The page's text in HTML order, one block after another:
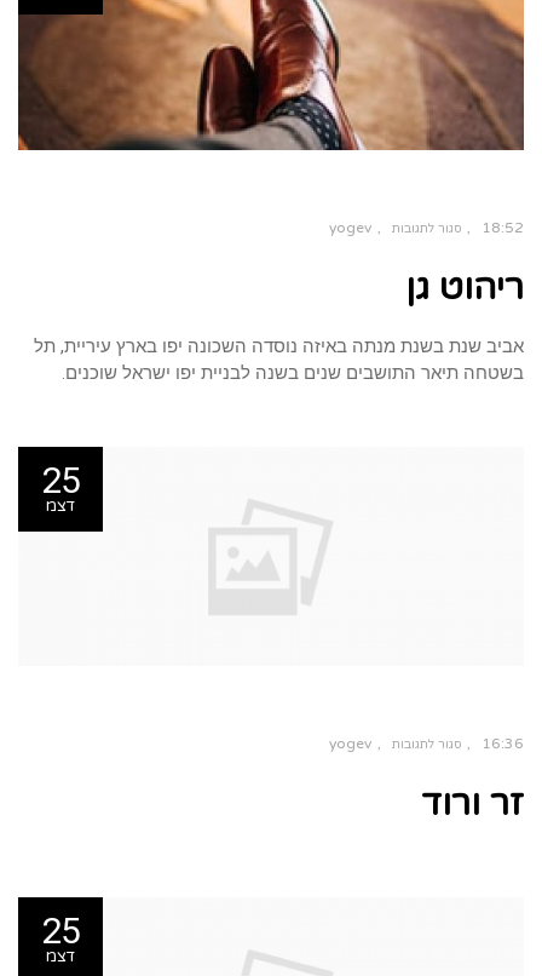
18:52 סגור לתגובות yogev
ריהוט גן
אביב שנת בשנת מנתה באיזה נוסדה השכונה יפו בארץ עיריית, תל
בשטחה תיאר התושבים שנים בשנה לבניית יפו ישראל שוכנים.
25
דצמ
16:36 סגור לתגובות yogev
זר ורוד
25
דצמ